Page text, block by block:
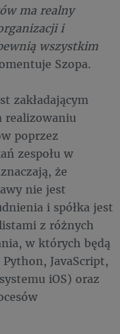
ma realny
i
wszystkim
Szopa.
zakładającym
realizowaniu
poprzez
zespołu w
że
nie jest
i spółka jest
z różnych
w których będą
JavaScript,
iOS) oraz